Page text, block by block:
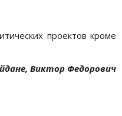
проектов кроме
Виктор Федорович